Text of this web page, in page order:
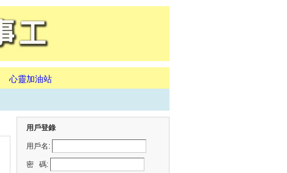
心靈加油站
用戶登錄
用戶名:
密 碼: